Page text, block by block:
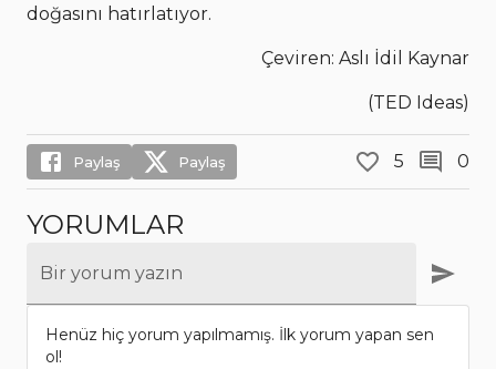
doğasını hatırlatıyor.
Çeviren: Aslı İdil Kaynar
(TED Ideas)
Paylaş Paylaş 5 0
YORUMLAR
Bir yorum yazın
Henüz hiç yorum yapılmamış. İlk yorum yapan sen
ol!